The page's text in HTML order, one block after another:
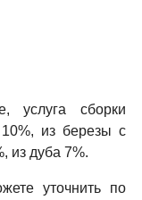
услуга сборки
из березы с
из дуба 7%.
уточнить по